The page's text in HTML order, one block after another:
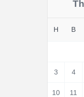
H B
3 4
10 11